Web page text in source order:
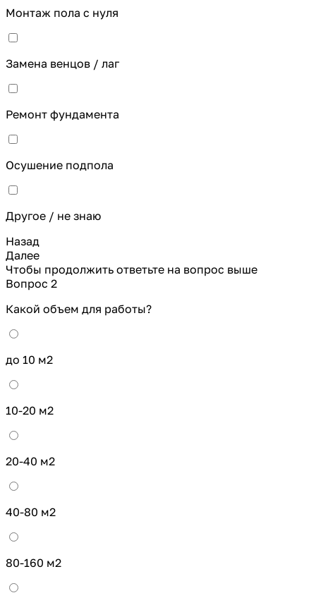
Монтаж пола с нуля
Замена венцов / лаг
Ремонт фундамента
Осушение подпола
Другое / не знаю
Назад
Далее
Чтобы продолжить ответьте на вопрос выше
Вопрос 2
Какой объем для работы?
до 10 м2
10-20 м2
20-40 м2
40-80 м2
80-160 м2